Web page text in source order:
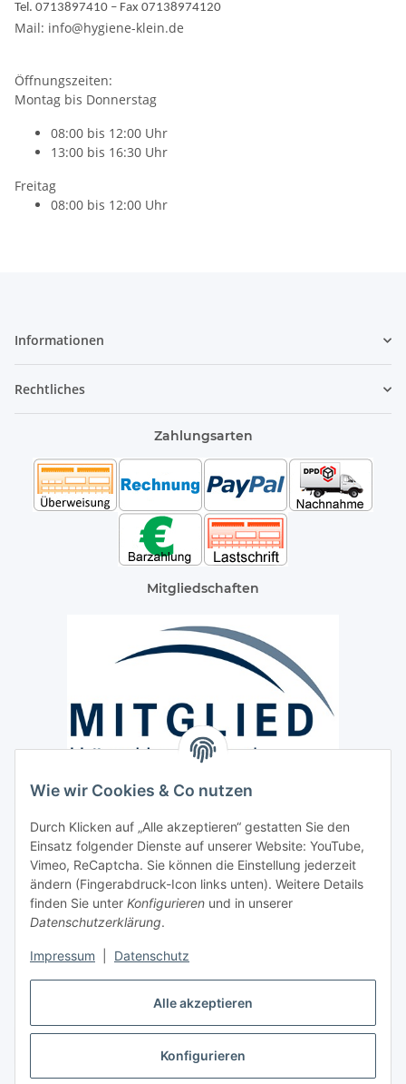
Alle akzeptieren
Konfigurieren
Wie wir Cookies & Co nutzen
Durch Klicken auf „Alle akzeptieren“ gestatten Sie den
Einsatz folgender Dienste auf unserer Website: YouTube,
Vimeo, ReCaptcha. Sie können die Einstellung jederzeit
ändern (Fingerabdruck-Icon links unten). Weitere Details
finden Sie unter Konfigurieren und in unserer
Datenschutzerklärung.
Impressum Datenschutz
Tel. 0713897410 – Fax 07138974120
Mail: info@hygiene-klein.de
Öffnungszeiten:
Montag bis Donnerstag
08:00 bis 12:00 Uhr
13:00 bis 16:30 Uhr
Freitag
08:00 bis 12:00 Uhr
Informationen
Rechtliches
Zahlungsarten
Mitgliedschaften
Paketdienst und Spedition
Regionaler Lieferservice im Umkreis von ca. 60 Km
Sicherheit
* Alle Preise inkl. gesetzlicher USt., zzgl.Versand